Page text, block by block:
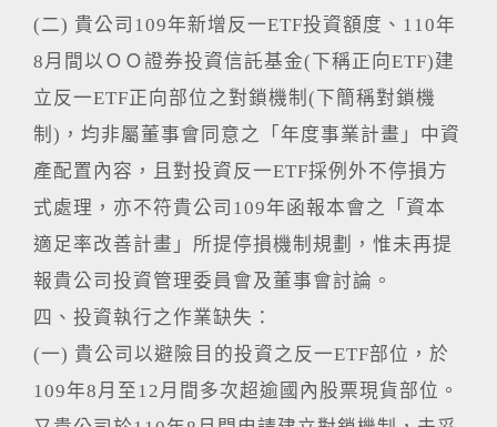
(二) 貴公司109年新增反一ETF投資額度、110年
8月間以ＯＯ證券投資信託基金(下稱正向ETF)建
立反一ETF正向部位之對鎖機制(下簡稱對鎖機
制)，均非屬董事會同意之「年度事業計畫」中資
產配置內容，且對投資反一ETF採例外不停損方
式處理，亦不符貴公司109年函報本會之「資本
適足率改善計畫」所提停損機制規劃，惟未再提
報貴公司投資管理委員會及董事會討論。
四、投資執行之作業缺失：
(一) 貴公司以避險目的投資之反一ETF部位，於
109年8月至12月間多次超逾國內股票現貨部位。